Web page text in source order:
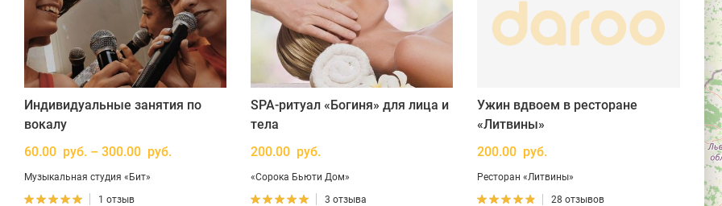
Индивидуальные занятия по
вокалу
60.00 руб. – 300.00 руб.
Музыкальная студия «Бит»
1 отзыв
SPA-ритуал «Богиня» для лица и
тела
200.00 руб.
«Сорока Бьюти Дом»
3 отзыва
Ужин вдвоем в ресторане
«Литвины»
200.00 руб.
Ресторан «Литвины»
28 отзывов